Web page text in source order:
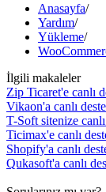
Anasayfa/
Yardım/
Yükleme/
İlgili makaleler
Zip Ticaret'e canlı
Vikaon'a canlı
T-Soft sitenize
Ticimax'e canlı
Shopify'a canlı
Qukasoft'a canlı